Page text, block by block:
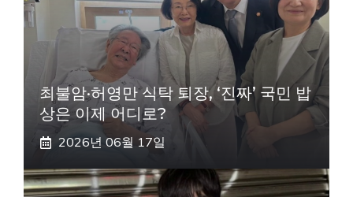
최불암·허영만 식탁 퇴장, ‘진짜’ 국민 밥
상은 이제 어디로?
2026년 06월 17일